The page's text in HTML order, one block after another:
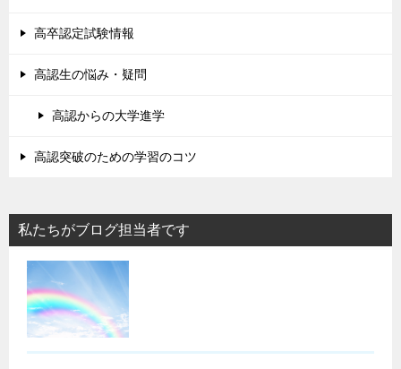
高卒認定試験情報
高認生の悩み・疑問
高認からの大学進学
高認突破のための学習のコツ
私たちがブログ担当者です